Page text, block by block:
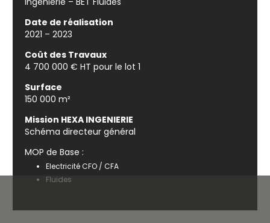
Date de réalisation
2021 – 2023
Coût des Travaux
4 700 000 € HT pour le lot 1
Surface
150 000 m²
Mission HEXA INGENIERIE
Schéma directeur général
MOP de Base :
Electricité CFO / CFA
Fluides